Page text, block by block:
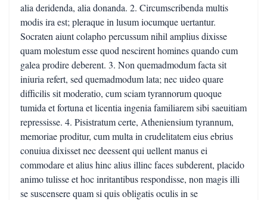
alia deridenda, alia donanda. 2. Circumscribenda multis
modis ira est; pleraque in lusum iocumque uertantur.
Socraten aiunt colapho percussum nihil amplius dixisse
quam molestum esse quod nescirent homines quando cum
galea prodire deberent. 3. Non quemadmodum facta sit
iniuria refert, sed quemadmodum lata; nec uideo quare
difficilis sit moderatio, cum sciam tyrannorum quoque
tumida et fortuna et licentia ingenia familiarem sibi saeuitiam
repressisse. 4. Pisistratum certe, Atheniensium tyrannum,
memoriae proditur, cum multa in crudelitatem eius ebrius
conuiua dixisset nec deessent qui uellent manus ei
commodare et alius hinc alius illinc faces subderent, placido
animo tulisse et hoc inritantibus respondisse, non magis illi
se suscensere quam si quis obligatis oculis in se